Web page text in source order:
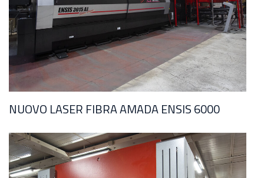
NUOVO LASER FIBRA AMADA ENSIS 6000